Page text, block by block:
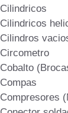
Cilindricos
Cilindricos
Cilindros
Circometro
Cobalto
Compas
Compresores